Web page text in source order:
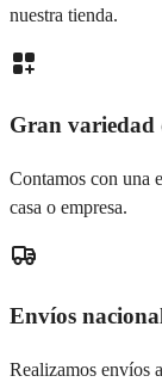
nuestra tienda.
Gran variedad
Contamos con una
casa o empresa.
Envíos
Realizamos envíos